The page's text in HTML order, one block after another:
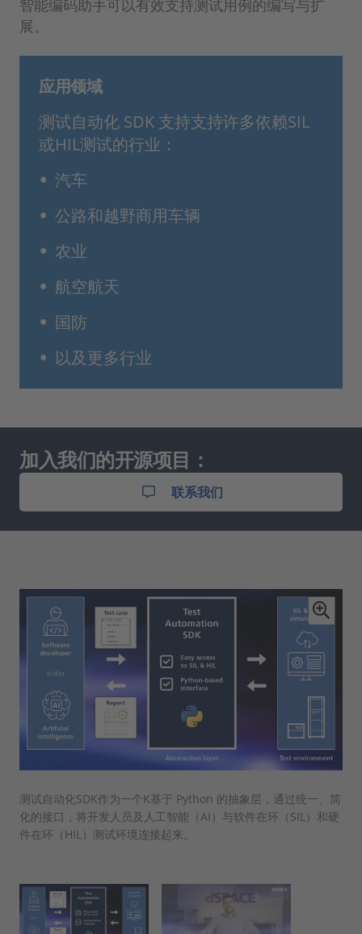
智能编码助手可以有效支持测试用例的编写与扩
展。
应用领域
测试自动化 SDK 支持支持许多依赖SIL
或HIL测试的行业：
汽车
公路和越野商用车辆
农业
航空航天
国防
以及更多行业
加入我们的开源项目：
联系我们
测试自动化SDK作为一个K基于 Python 的抽象层，通过统一、简
化的接口，将开发人员及人工智能（AI）与软件在环（SIL）和硬
件在环（HIL）测试环境连接起来。